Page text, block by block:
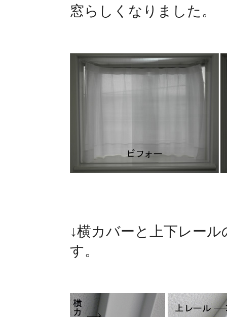
窓らしくなりました。
↓横カバーと上下レー
す。